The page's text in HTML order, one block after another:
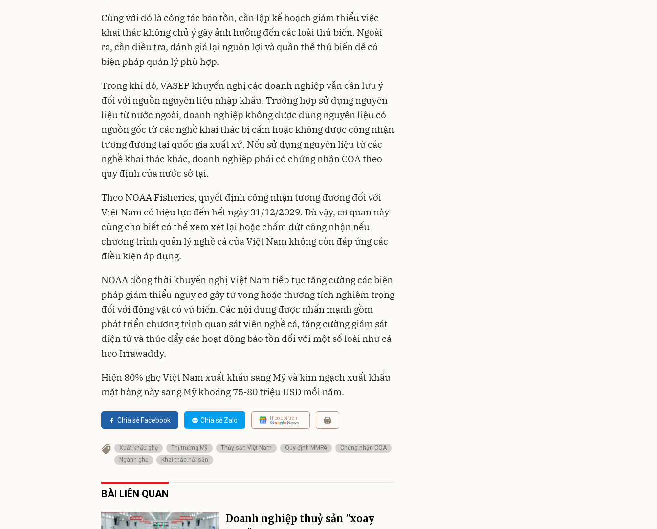
Cùng với đó là công tác bảo tồn, cần lập kế hoạch giảm thiểu việc
khai thác không chủ ý gây ảnh hưởng đến các loài thú biển. Ngoài
ra, cần điều tra, đánh giá lại nguồn lợi và quần thể thú biển để có
biện pháp quản lý phù hợp.
Trong khi đó, VASEP khuyến nghị các doanh nghiệp vẫn cần lưu ý
đối với nguồn nguyên liệu nhập khẩu. Trường hợp sử dụng nguyên
liệu từ nước ngoài, doanh nghiệp không được dùng nguyên liệu có
nguồn gốc từ các nghề khai thác bị cấm hoặc không được công nhận
tương đương tại quốc gia xuất xứ. Nếu sử dụng nguyên liệu từ các
nghề khai thác khác, doanh nghiệp phải có chứng nhận COA theo
quy định của nước sở tại.
Theo NOAA Fisheries, quyết định công nhận tương đương đối với
Việt Nam có hiệu lực đến hết ngày 31/12/2029. Dù vậy, cơ quan này
cũng cho biết có thể xem xét lại hoặc chấm dứt công nhận nếu
chương trình quản lý nghề cá của Việt Nam không còn đáp ứng các
điều kiện áp dụng.
NOAA đồng thời khuyến nghị Việt Nam tiếp tục tăng cường các biện
pháp giảm thiểu nguy cơ gây tử vong hoặc thương tích nghiêm trọng
đối với động vật có vú biển. Các nội dung được nhấn mạnh gồm
phát triển chương trình quan sát viên nghề cá, tăng cường giám sát
điện tử và thúc đẩy các hoạt động bảo tồn đối với một số loài như cá
heo Irrawaddy.
Hiện 80% ghẹ Việt Nam xuất khẩu sang Mỹ và kim ngạch xuất khẩu
mặt hàng này sang Mỹ khoảng 75-80 triệu USD mỗi năm.
Chia sẻ Facebook Chia sẻ Zalo Theo dõi trên
Xuất khẩu ghẹ Thị trường Mỹ Thủy sản Việt Nam Quy định MMPA
Chứng nhận COA
Ngành ghẹ
Khai thác hải sản
BÀI LIÊN QUAN
Doanh nghiệp thuỷ sản "xoay